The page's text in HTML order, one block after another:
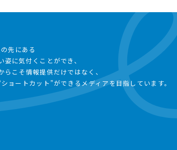
先にある
姿に気付くことができ、
こそ情報提供だけではなく、
ョートカット”ができるメディアを目指しています。